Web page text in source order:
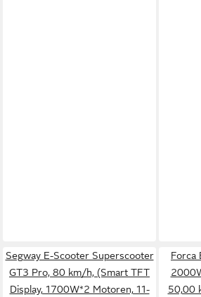
Segway E-Scooter Superscooter
GT3 Pro, 80 km/h, (Smart TFT
Display, 1700W*2 Motoren, 11-
Forca
50,00